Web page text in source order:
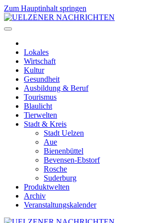
Zum Hauptinhalt springen
Lokales
Wirtschaft
Kultur
Gesundheit
Ausbildung & Beruf
Tourismus
Blaulicht
Tierwelten
Stadt & Kreis
Stadt Uelzen
Aue
Bienenbüttel
Bevensen-Ebstorf
Rosche
Suderburg
Produktwelten
Archiv
Veranstaltungskalender